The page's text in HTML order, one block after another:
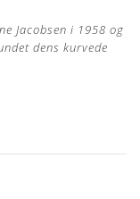
Jacobsen i 1958 og
dens kurvede